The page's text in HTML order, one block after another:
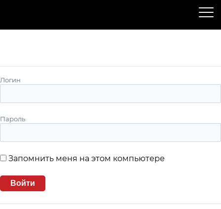
Логин
Пароль
Запомнить меня на этом компьютере